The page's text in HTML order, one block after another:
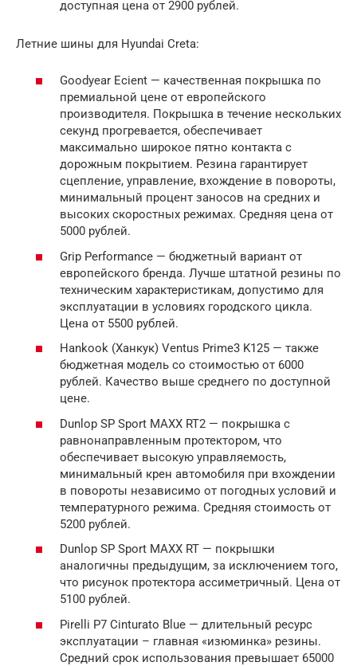
доступная цена от 2900 рублей.
Летние шины для Hyundai Creta:
Goodyear Ecient — качественная покрышка по
премиальной цене от европейского
производителя. Покрышка в течение нескольких
секунд прогревается, обеспечивает
максимально широкое пятно контакта с
дорожным покрытием. Резина гарантирует
сцепление, управление, вхождение в повороты,
минимальный процент заносов на средних и
высоких скоростных режимах. Средняя цена от
5000 рублей.
Grip Performance — бюджетный вариант от
европейского бренда. Лучше штатной резины по
техническим характеристикам, допустимо для
эксплуатации в условиях городского цикла.
Цена от 5500 рублей.
Hankook (Ханкук) Ventus Prime3 K125 — также
бюджетная модель со стоимостью от 6000
рублей. Качество выше среднего по доступной
цене.
Dunlop SP Sport MAXX RT2 — покрышка с
равнонаправленным протектором, что
обеспечивает высокую управляемость,
минимальный крен автомобиля при вхождении
в повороты независимо от погодных условий и
температурного режима. Средняя стоимость от
5200 рублей.
Dunlop SP Sport MAXX RT — покрышки
аналогичны предыдущим, за исключением того,
что рисунок протектора ассиметричный. Цена от
5100 рублей.
Pirelli P7 Cinturato Blue — длительный ресурс
эксплуатации – главная «изюминка» резины.
Средний срок использования превышает 65000